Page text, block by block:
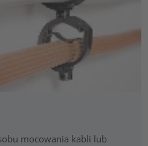
mocowania kabli lub